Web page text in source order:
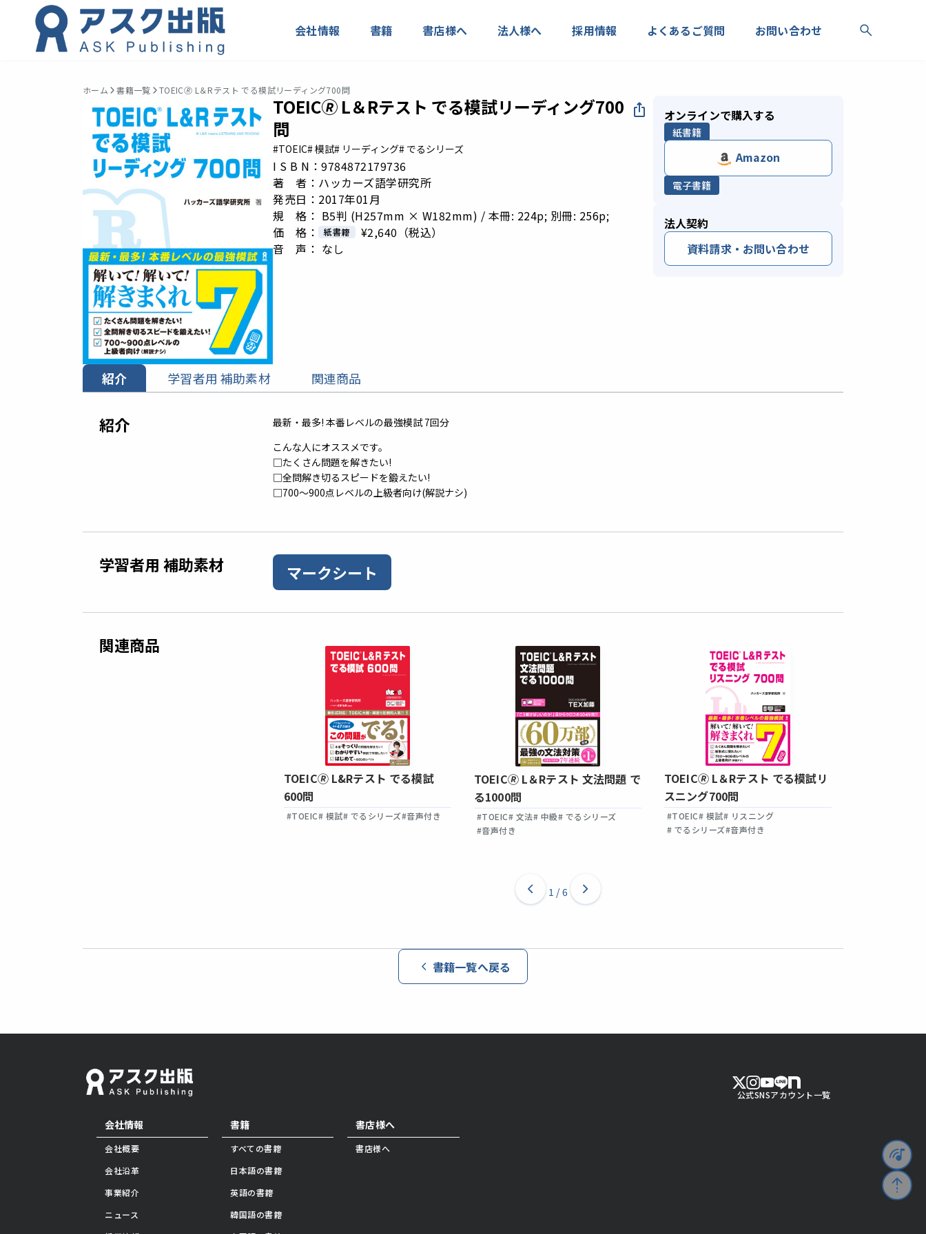
会社情報 書籍 書店様へ 法人様へ 採用情報 よくあるご質問 お問い合わせ
ホーム 書籍一覧 TOEIC🄬 L＆Rテスト でる模試リーディング700問
TOEIC🄬 L＆Rテスト でる模試リーディング700
問
#TOEIC# 模試# リーディング# でるシリーズ
I S B N：9784872179736
著 者：ハッカーズ語学研究所
発売日：2017年01月
規 格： B5判 (H257mm × W182mm) / 本冊: 224p; 別冊: 256p;
価 格：
紙書籍 ¥2,640 （税込）
音 声： なし
オンラインで購入する
紙書籍
Amazon
電子書籍
法人契約
資料請求・お問い合わせ
紹介 学習者用 補助素材 関連商品
紹介
最新・最多! 本番レベルの最強模試 7回分
こんな人にオススメです。
□たくさん問題を解きたい!
□全問解き切るスピードを鍛えたい!
□700～900点レベルの上級者向け(解説ナシ)
学習者用 補助素材 マークシート
関連商品
TOEIC🄬 L&Rテスト でる模試
600問
#TOEIC# 模試# でるシリーズ#音声付き
TOEIC🄬 L＆Rテスト 文法問題 で
る1000問
#TOEIC# 文法# 中級# でるシリーズ
#音声付き
TOEIC🄬 L＆Rテスト でる模試リ
スニング700問
#TOEIC# 模試# リスニング
# でるシリーズ#音声付き
1 /6
書籍一覧へ戻る
会社情報
会社概要
会社沿革
事業紹介
ニュース
書籍
すべての書籍
日本語の書籍
英語の書籍
韓国語の書籍
書店様へ
書店様へ
公式SNSアカウント一覧